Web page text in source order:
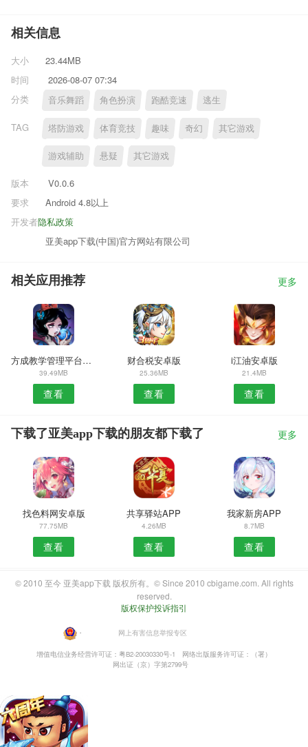
相关信息
大小
23.44MB
时间
2026-08-07 07:34
分类
音乐舞蹈 角色扮演 跑酷竞速 逃生
TAG 塔防游戏 体育竞技 趣味 奇幻 其它游戏
游戏辅助 悬疑 其它游戏
版本
V0.0.6
要求
Android 4.8以上
隐私政策
开发者
亚美app下载(中国)官方网站有限公司
相关应用推荐 更多
方成教学管理平台安卓版
39.49MB
查看
财合税安卓版
25.36MB
查看
i江油安卓版
21.4MB
查看
下载了亚美app下载的朋友都下载了 更多
找色料网安卓版
77.75MB
查看
共享驿站APP
4.26MB
查看
我家新房APP
8.7MB
查看
© 2010 至今 亚美app下载 版权所有。© Since 2010 cbigame.com. All rights
reserved.
版权保护投诉指引
・ 网上有害信息举报专区
增值电信业务经营许可证：粤B2-20030330号-1
网络出版服务许可证：（署）
网出证（京）字第2799号